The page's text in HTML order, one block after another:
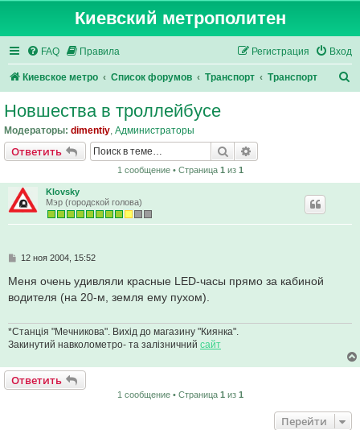
Киевский метрополитен
FAQ Правила Вход
Регистрация
Киевское метро Список форумов Транспорт Транспорт
Новшества в троллейбусе
Модераторы: dimentiy, Администраторы
Ответить Поиск
1 сообщение • Страница 1из 1
Klovsky
Мэр (городской голова)
С
о
б
щ
и
е
12 ноя 2004, 15:52
Меня очень удивляли красные LED-часы прямо за кабиной
водителя (на 20-м, земля ему пухом).
*Станція "Мечникова". Вихід до магазину "Киянка".
Закинутий навколометро- та залізничний сайт
Ответить
1 сообщение • Страница 1 из 1
Перейти